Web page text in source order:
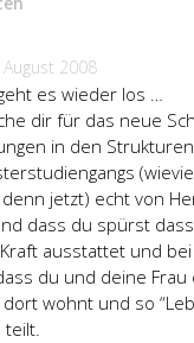
August 2008
es wieder los …
dir für das neue
in den
jetzt) echt von
dass du spürst
ausstattet und
du und deine Frau
wohnt und so
teilt.